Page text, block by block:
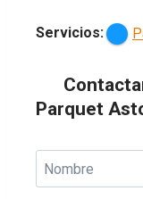
Servicios:
Parquet